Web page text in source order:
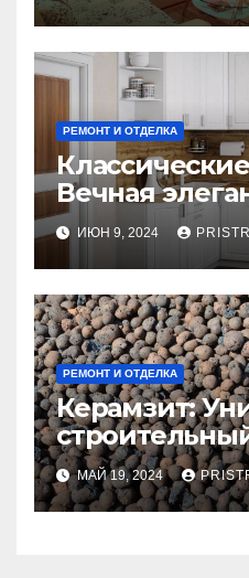
РЕМОНТ И ОТДЕЛКА
Вечная
практичность
ИЮН 9, 2024
РЕМОНТ И ОТДЕЛКА
Керамзит:
МАЙ 19, 2024